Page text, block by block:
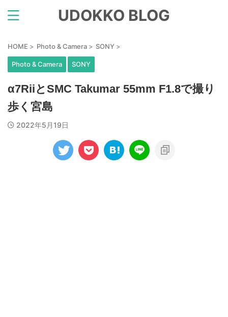
UDOKKO BLOG
HOME > Photo & Camera > SONY >
Photo & Camera SONY
α7RiiとSMC Takumar 55mm F1.8で撮り
歩く宮島
2022年5月19日